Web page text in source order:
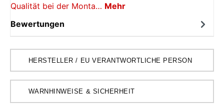
Qualität bei der Monta… Mehr
Bewertungen
HERSTELLER / EU VERANTWORTLICHE PERSON
WARNHINWEISE & SICHERHEIT